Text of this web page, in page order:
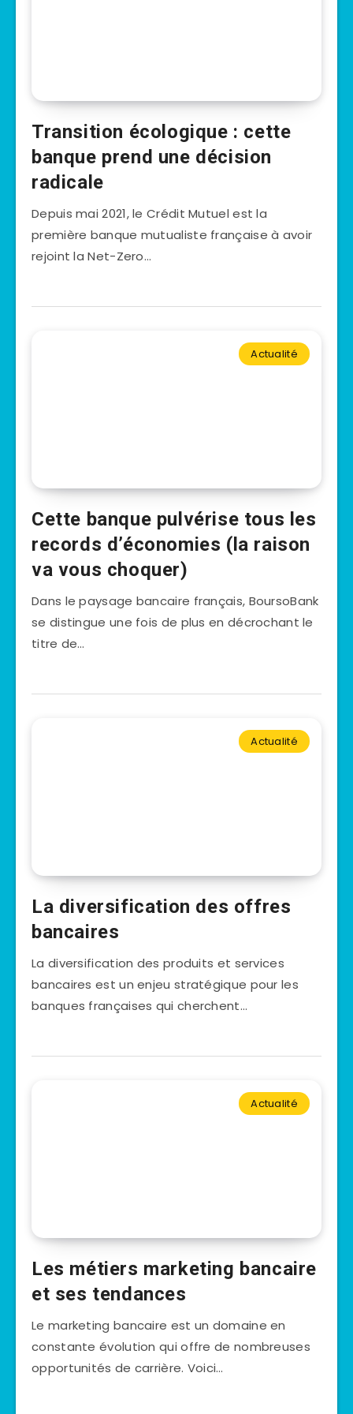
Transition écologique : cette
banque prend une décision
radicale
Depuis mai 2021, le Crédit Mutuel est la
première banque mutualiste française à avoir
rejoint la Net-Zero…
Actualité
Cette banque pulvérise tous les
records d’économies (la raison
va vous choquer)
Dans le paysage bancaire français, BoursoBank
se distingue une fois de plus en décrochant le
titre de…
Actualité
La diversification des offres
bancaires
La diversification des produits et services
bancaires est un enjeu stratégique pour les
banques françaises qui cherchent…
Actualité
Les métiers marketing bancaire
et ses tendances
Le marketing bancaire est un domaine en
constante évolution qui offre de nombreuses
opportunités de carrière. Voici…